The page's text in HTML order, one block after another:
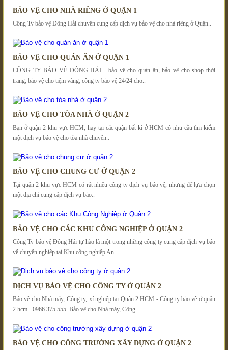
BẢO VỆ CHO NHÀ RIÊNG Ở QUẬN 1
Công Ty bảo vệ Đông Hải chuyên cung cấp dịch vụ bảo vệ cho nhà riêng ở Quận..
BẢO VỆ CHO QUÁN ĂN Ở QUẬN 1
CÔNG TY BẢO VỆ ĐÔNG HẢI - bảo vệ cho quán ăn, bảo vệ cho shop thời
trang, bảo vệ cho tiệm vàng, công ty bảo vệ 24/24 cho..
BẢO VỆ CHO TÒA NHÀ Ở QUẬN 2
Bạn ở quận 2 khu vực HCM, hay tại các quận bất kì ở HCM có nhu cầu tìm kiếm
một dịch vụ bảo vệ cho tòa nhà chuyên..
BẢO VỆ CHO CHUNG CƯ Ở QUẬN 2
Tại quận 2 khu vực HCM có rất nhiều công ty dịch vụ bảo vệ, nhưng để lựa chọn
một địa chỉ cung cấp dịch vụ bảo..
BẢO VỆ CHO CÁC KHU CÔNG NGHIỆP Ở QUẬN 2
Công Ty bảo vệ Đông Hải tự hào là một trong những công ty cung cấp dịch vụ bảo
vệ chuyên nghiệp tại Khu công nghiệp An..
DỊCH VỤ BẢO VỆ CHO CÔNG TY Ở QUẬN 2
Bảo vệ cho Nhà máy, Công ty, xí nghiệp tại Quận 2 HCM - Công ty bảo vệ ở quận
2 hcm - 0966 375 555 .Bảo vệ cho Nhà máy, Công..
BẢO VỆ CHO CÔNG TRƯỜNG XÂY DỰNG Ở QUẬN 2